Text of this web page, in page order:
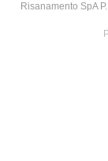
Risanamento SpA